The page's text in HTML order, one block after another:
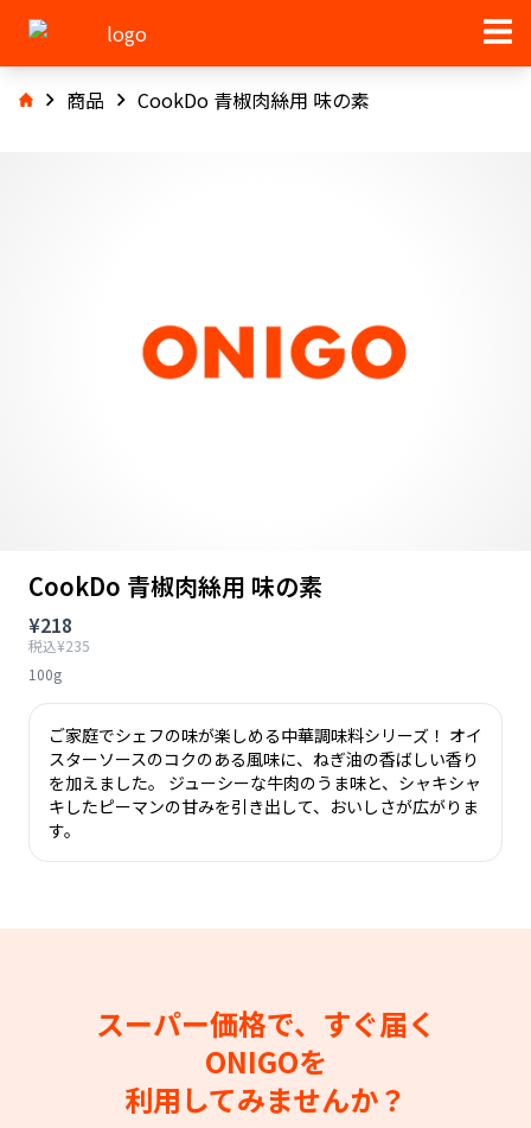
商品 CookDo 青椒肉絲用 味の素
CookDo 青椒肉絲用 味の素
¥218
税込¥235
100g
ご家庭でシェフの味が楽しめる中華調味料シリーズ！ オイ
スターソースのコクのある風味に、ねぎ油の香ばしい香り
を加えました。 ジューシーな牛肉のうま味と、シャキシャ
キしたピーマンの甘みを引き出して、おいしさが広がりま
す。
スーパー価格で、すぐ届く
ONIGOを
利用してみませんか？